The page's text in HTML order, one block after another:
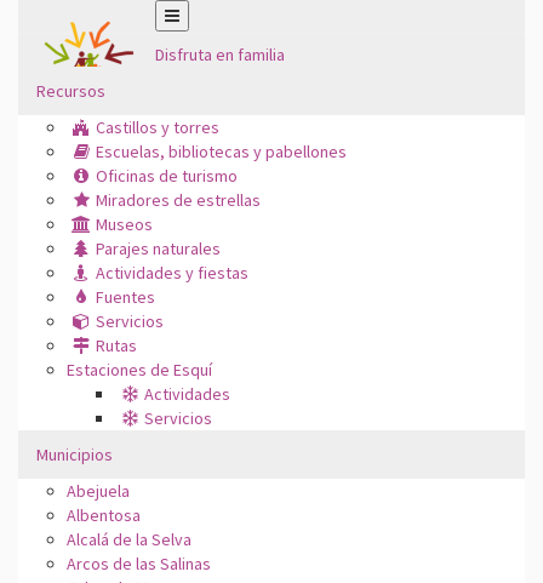
Disfruta en familia
Recursos
Castillos y torres
Escuelas, bibliotecas y pabellones
Oficinas de turismo
Miradores de estrellas
Museos
Parajes naturales
Actividades y fiestas
Fuentes
Servicios
Rutas
Estaciones de Esquí
Actividades
Servicios
Municipios
Abejuela
Albentosa
Alcalá de la Selva
Arcos de las Salinas